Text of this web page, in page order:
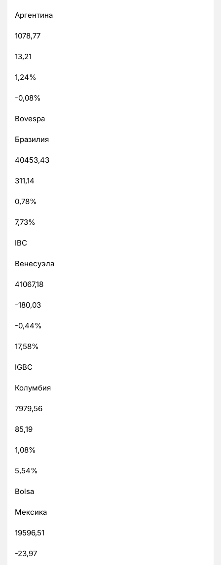
Аргентина
1078,77
13,21
1,24%
-0,08%
Bovespa
Бразилия
40453,43
311,14
0,78%
7,73%
IBC
Венесуэла
41067,18
-180,03
-0,44%
17,58%
IGBC
Колумбия
7979,56
85,19
1,08%
5,54%
Bolsa
Мексика
19596,51
-23,97